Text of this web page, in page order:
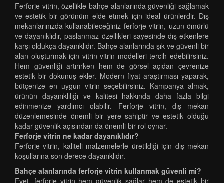
Ferforje vitrin, özellikle bahçe alanlarında güvenliği sağlamak
ve estetik bir görünüm elde etmek için ideal ürünlerdir. Dış
mekanlarınızda kullanabileceğiniz ferforje vitrin, uzun ömürlü
ve dayanıklıdır, paslanmaz özellikleri sayesinde dış etkenlere
karşı oldukça dayanıklıdır. Bahçe alanlarında şık ve güvenli bir
alan oluşturmak için vitrin vitrin modelleri tercih edebilirsiniz.
Hem güvenliği artırırken hem de görsel açıdan çevrenize
estetik bir dokunuş ekler. Modern fiyat araştırması yaparak,
bütçenize en uygun vitrin seçebilirsiniz. Kampanya almak,
ürünün dayanıklılığı ve kalitesi hakkında daha fazla bilgi
edinmenize yardımcı olabilir. Ferforje vitrin, dış mekan
düzenlemesinde önemli bir yere sahiptir ve estetik olduğu
kadar güvenlik açısından da önemli bir rol oynar.
Ferforje vitrin ne kadar dayanıklıdır?
Ferforje vitrin, kaliteli malzemelerle üretildiği için dış mekan
koşullarına son derece dayanıklıdır.
Bahçe alanlarında ferforje vitrin kullanmak güvenli mi?
Evet, ferforje vitrin hem güvenlik sağlar hem de estetik bir